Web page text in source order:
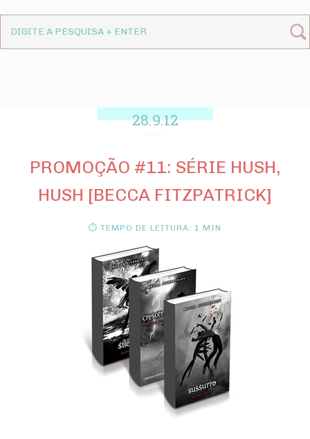
28.9.12
PROMOÇÃO #11: SÉRIE HUSH,
HUSH [BECCA FITZPATRICK]
⏱ TEMPO DE LEITURA: 1 MIN